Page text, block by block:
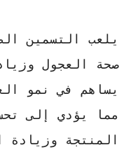
يلعب التسمين
صحة العجول
يساهم في نمو
مما يؤدي إلى
المنتجة وزيادة